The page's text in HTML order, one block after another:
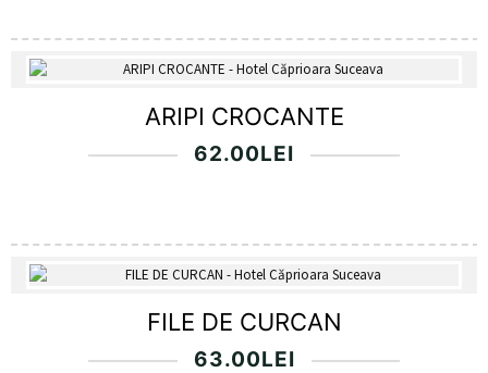
ARIPI CROCANTE
62.00LEI
FILE DE CURCAN
63.00LEI